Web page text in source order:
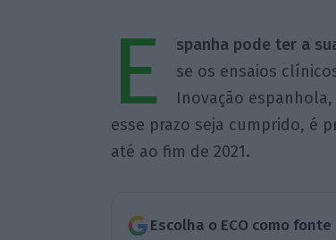
E spanha pode ter a
se os ensaios
Inovação
esse prazo seja cumprido, é
até ao fim de 2021.
Escolha o ECO como